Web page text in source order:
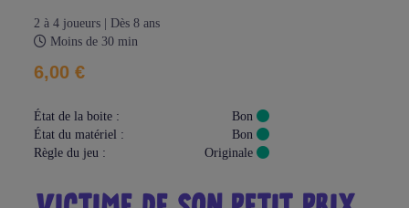
2 à 4 joueurs | Dès 8 ans
Moins de 30 min
6,00 €
État de la boite :
État du matériel :
Règle du jeu :
Bon
Bon
Originale